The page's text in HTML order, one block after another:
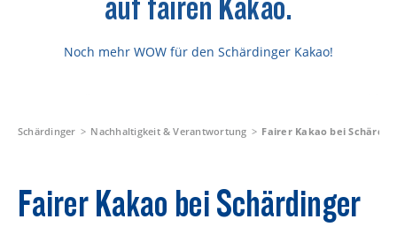
Rezepte
Käse & Wein Ratgeber
Noch mehr WOW für den Schärdinger Kakao!
Schärdinger Nachhaltigkeit & Verantwortung Fairer Kakao bei
Fairer Kakao bei Schärdinger